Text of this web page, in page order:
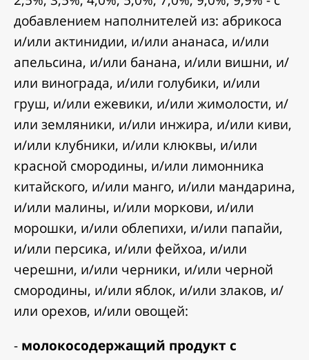
добавлением наполнителей из: абрикоса
и/или актинидии, и/или ананаса, и/или
апельсина, и/или банана, и/или вишни, и/
или винограда, и/или голубики, и/или
груш, и/или ежевики, и/или жимолости, и/
или земляники, и/или инжира, и/или киви,
и/или клубники, и/или клюквы, и/или
красной смородины, и/или лимонника
китайского, и/или манго, и/или мандарина,
и/или малины, и/или моркови, и/или
морошки, и/или облепихи, и/или папайи,
и/или персика, и/или фейхоа, и/или
черешни, и/или черники, и/или черной
смородины, и/или яблок, и/или злаков, и/
или орехов, и/или овощей:
- молокосодержащий продукт с